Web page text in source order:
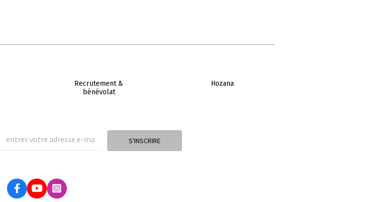
Recrutement &
bénévolat
Hozana